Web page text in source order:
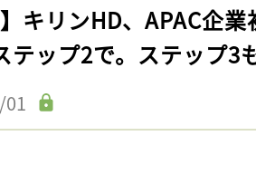
】キリンHD、APAC企
テップ2で。ステップ3